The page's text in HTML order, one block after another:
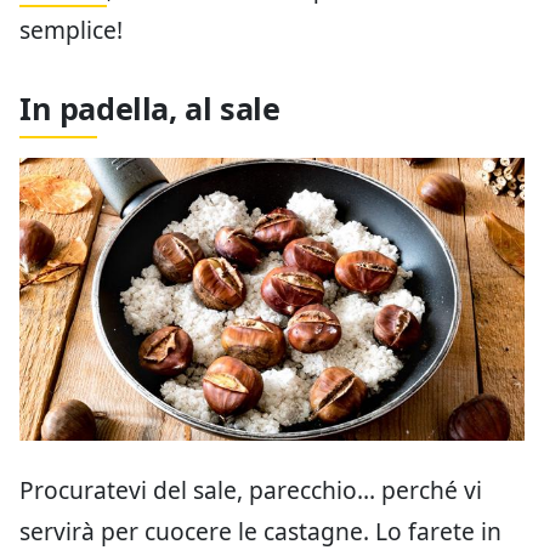
semplice!
In padella, al sale
Procuratevi del sale, parecchio… perché vi
servirà per cuocere le castagne. Lo farete in